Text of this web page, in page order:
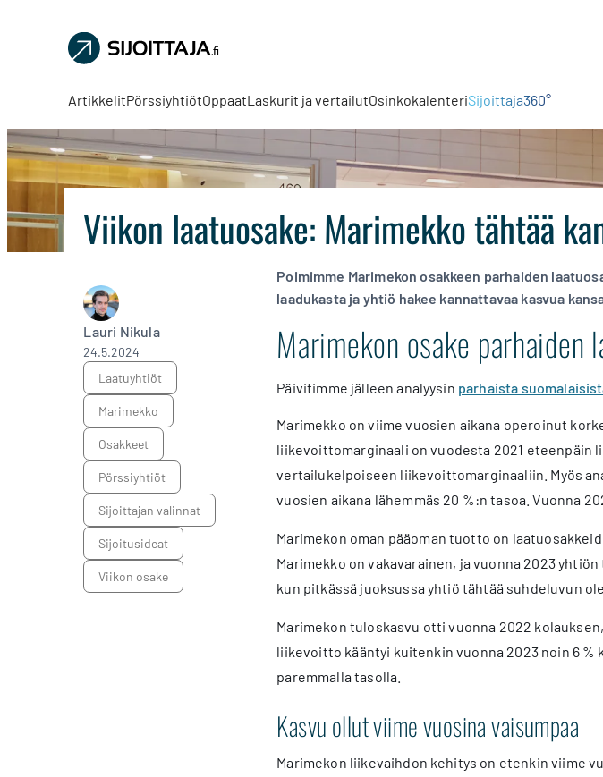
Sijoittaja.fi
Tee
sijoituspäätöksiä
ArtikkelitPörssiyhtiötOppaatLaskurit ja vertailutOsinkokalenteriSijoittaja360°
Viikon laatuosake: Marimekko tähtää
Lauri Nikula
24.5.2024
laatuyhtiöt
Marimekko
osakkeet
pörssiyhtiöt
sijoittajan valinnat
sijoitusideat
Viikon osake
Poimimme Marimekon osakkeen parhaiden
laadukasta ja yhtiö hakee kannattavaa kasvua
Marimekon osake parhaiden
Päivitimme jälleen analyysin parhaista
Marimekko on viime vuosien aikana operoinut
liikevoittomarginaali on vuodesta 2021 eteenpäin
vertailukelpoiseen liikevoittomarginaaliin. Myös
vuosien aikana lähemmäs 20 %:n tasoa. Vuonna
Marimekon oman pääoman tuotto on
Marimekko on vakavarainen, ja vuonna 2023
kun pitkässä juoksussa yhtiö tähtää suhdeluvun
Marimekon tuloskasvu otti vuonna 2022
liikevoitto kääntyi kuitenkin vuonna 2023 noin 6
paremmalla tasolla.
Kasvu ollut viime vuosina vaisumpaa
Marimekon liikevaihdon kehitys on etenkin viime